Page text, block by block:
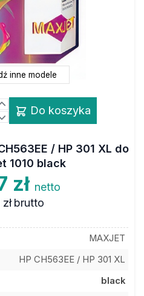
inne modele
Do koszyka
/ HP 301 XL do
1010 black
zł netto
brutto
MAXJET
HP CH563EE / HP 301 XL
black